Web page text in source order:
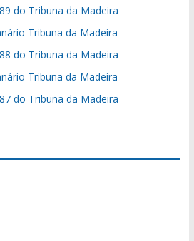
do Tribuna da Madeira
Tribuna da Madeira
do Tribuna da Madeira
Tribuna da Madeira
do Tribuna da Madeira